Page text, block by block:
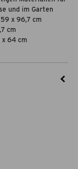
und im Garten
x 96,7 cm
cm
64 cm